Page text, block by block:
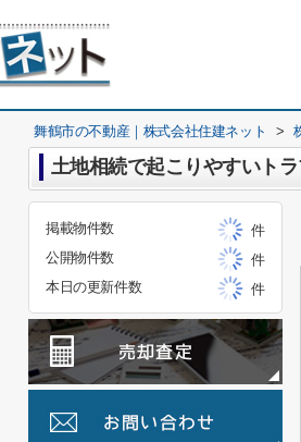
舞鶴市の不動産｜株式会社住建ネット >
土地相続で起こりやすいト
掲載物件数
件
公開物件数
件
本日の更新件数
件